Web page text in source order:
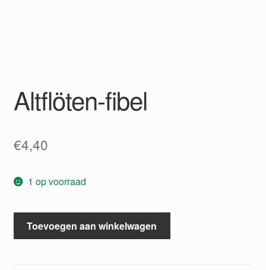
Altflöten-fibel
€4,40
1 op voorraad
Altflöten-
fibel
Toevoegen aan winkelwagen